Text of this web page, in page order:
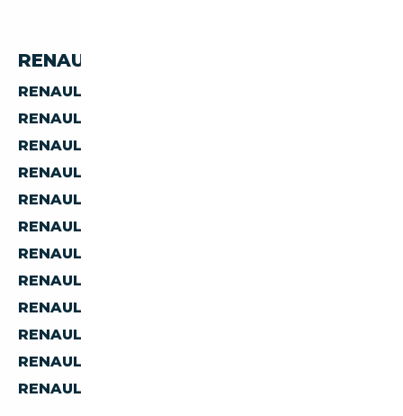
RENAULT PAR PRIX
RENAULT À MOINS DE 5 000 €
RENAULT À MOINS DE 10 000 €
RENAULT À MOINS DE 15 000 €
RENAULT À MOINS DE 20 000 €
RENAULT À MOINS DE 30 000 €
RENAULT À MOINS DE 40 000 €
RENAULT À MOINS DE 50 000 €
RENAULT À MOINS DE 60 000 €
RENAULT À MOINS DE 70 000 €
RENAULT À MOINS DE 80 000 €
RENAULT À MOINS DE 90 000 €
RENAULT À MOINS DE 100 000 €